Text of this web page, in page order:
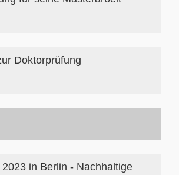
Doktorprüfung
in Berlin - Nachhaltige